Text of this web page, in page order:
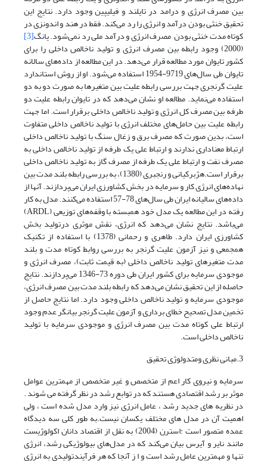
بین مصرف انرژی و درامد در تایلند و فیلیپین وجود دارد. نتایج این
تحقیق خنثی بودن درآمد و انرژی را رد می‌کند. فقط در هند و اندونزی در
کوتاه مدت خنثی بودن مصرف انرژی و درآمد ملی رد نمی‌شود. یانگ[3]
(2000) وجود رابطه بین مصرف انرژی و تولید ناخالص داخلی را برای
کشور تایوان مورد مطالعه قرار می‌دهد. در این مطالعه از داده‌های سالانه
تایوان طی سال‌های 9719-1954 استفاده می‌شود. او از روش استاندارد
علیت گرنجری جهت بررسی رابطه علیت بین متغیرها به صورت دو به دو
استفاده می‌نماید. مطالعه او نشان می‌دهد که در تایوان رابطه علیت دو
طرفه بین مصرف کل انرژی و تولید ناخالص داخلی برقرار است. اما جهت
رابطه علیت بین حامل‌های مختلف انرژی با تولید ناخالص داخلی متفاوت
است، بدین صورت که مصرف برق و زغال سنگ با تولید ناخالص داخلی
ارتباط معناداری ندارند و ارتباط علی یک طرفه از تولید ناخالص داخلی به
مصرف نفت و ارتباط علی یک طرفه از مصرف گاز به تولید ناخالص داخلی
برقرار است.هژبرکیانی و رنجبری (1380)، به بررسی رابطه بلند مدت بین
نهاده‌های انرژی کار و سرمایه در بخش کشاورزی ایران می‌پردازند. آنها از
داده‌های سالیانه ایران طی سال‌های 78-57 استفاده می‌کنند. مدل به کار
رفته در این مطالعه یک مدل خود همبسته با وقفه‌های توزیعی (ARDL)
می‌باشد. نتایج نشان می‌دهد که انرژی، نقش موثری درتولید بخش
کشاورزی ایران دارد. طاهری و رحمانی (1378) با استفاده از تکنیک
همجمعی و نیز آزمون علیت گرنجر به بررسی روابط کوتاه مدت و بلند
مدت متغیرهای تولید ناخالص داخلی (به قیمت ثابت)، مصرف انرژی و
موجودی سرمایه برای کشور ایران طی دوره 73-1346 می‌پردازند. نتایج
حاصله از این تحقیق نشان می‌دهد که رابطه بلند مدت بین مصرف انرژی،
موجودی سرمایه و تولید ناخالص داخلی وجود دارد. اما نتایج حاصل از
تخمین مدل تصحیح خطای برداری و آزمون علیت گرنجر بیانگر عدم وجود
ارتباط علی کوتاه مدت بین مصرف انرژی و موجودی سرمایه با تولید
ناخالص داخلی است.
3.مبانی نظری ومتدولوژی تحقیق
سرمایه و نیروی کار اعم از متخصص و غیر متخصص از مهمترین عوامل
موثر بر رشد اقتصادی هستند که در توابع رشد در نظر گرفته می شوند .
در نظریه های جدید رشد ، عامل انرژی نیز وارد مدل شده است ، ولی
اهمیت آن در مدل های مختلف یکسان نیست.به طور کلی سه دیدگاه
عمده متصور است :استرن (2004) به نقل از اقتصاد دانان اکولوژیست
مانند نایر و آیرس بیان می‌کند که در مدل‌های بیولوژیکی رشد، انرژی
تنها و مهمترین عامل رشد است و ا ز آنجا که هر فرآیندتولیدی به انرژی